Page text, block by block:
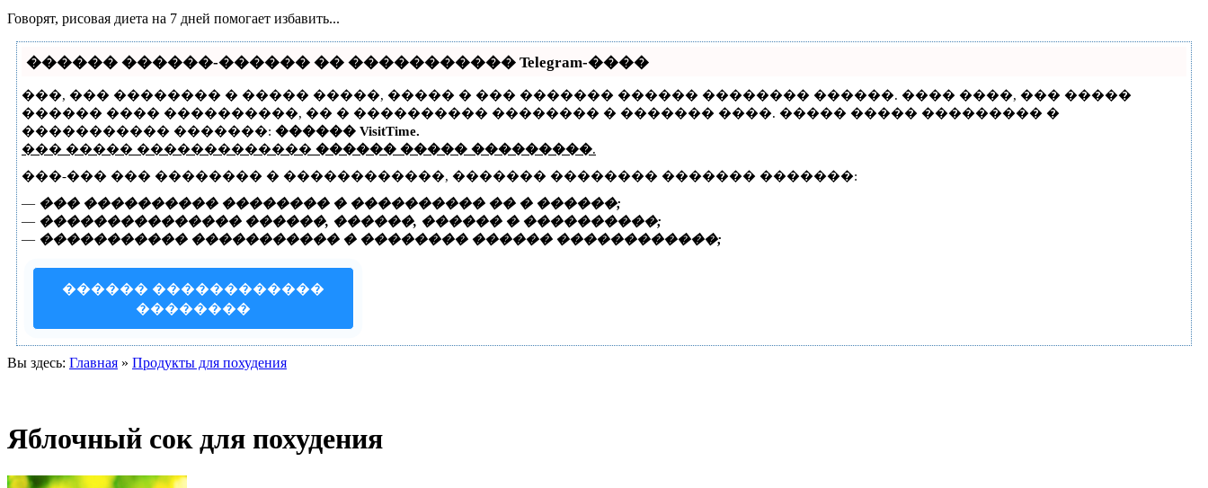
Говорят, рисовая диета на 7 дней помогает избавить...
������ ������-������ �� ����������� Telegram-����
���, ��� �������� � ����� �����, ����� � ��� ������� ������ �������� ������. ���� ����, ��� �����
������ ���� ����������, �� � ���������� �������� � ������� ����. ����� ����� ��������� �
����������� �������: ������ VisitTime.
��� ����� ������������� ������ ����� ���������.
���-��� ��� �������� � ������������, ������� �������� ������� �������:
— ��� ���������� �������� � ���������� �� � ������;
— ��������������� ������, ������, ������ � ����������;
— ����������� ����������� � �������� ������ ������������;
������ ������������
��������
Вы здесь: Главная » Продукты для похудения
Яблочный сок для похудения